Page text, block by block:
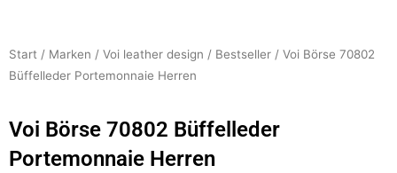
Start / Marken / Voi leather design / Bestseller / Voi Börse 70802
Büffelleder Portemonnaie Herren
Voi Börse 70802 Büffelleder
Portemonnaie Herren